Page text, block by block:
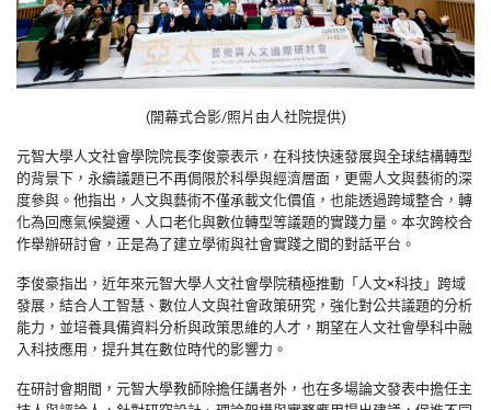
(開幕式合影/照片由人社院提供)
元智大學人文社會學院院長李俊豪表示，在科技快速發展與全球結構轉型
的背景下，永續議題已不再侷限於科學與經濟層面，更需人文與藝術的深
度參與。他指出，人文與藝術不僅承載文化價值，也能透過跨域整合，轉
化為回應氣候變遷、人口老化與數位轉型等議題的實踐力量。本次跨校合
作舉辦研討會，正是為了建立學術與社會實踐之間的對話平台。
李俊豪指出，近年來元智大學人文社會學院積極推動「人文×科技」跨域
發展，結合人工智慧、數位人文與社會政策研究，強化對公共議題的分析
能力，並培養具備資料分析與政策思維的人才，期望在人文社會學科中融
入科技應用，提升其在數位時代的影響力。
在研討會期間，元智大學教師除擔任講者外，也在多場論文發表中擔任主